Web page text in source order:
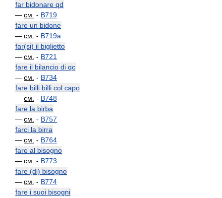
far bidonare qd
— см. - B719
fare un bidone
— см. - B719a
far(si) il biglietto
— см. - B721
fare il bilancio di qc
— см. - B734
fare billi billi col capo
— см. - B748
fare la birba
— см. - B757
farci la birra
— см. - B764
fare al bisogno
— см. - B773
fare (di) bisogno
— см. - B774
fare i suoi bisogni